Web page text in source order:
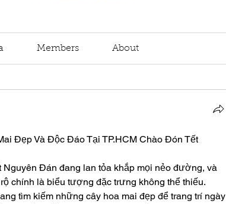
Members About
Đẹp Và Độc Đáo Tại TP.HCM Chào Đón Tết
Nguyên Đán đang lan tỏa khắp mọi nẻo đường, và
tìm kiếm những cây hoa mai đẹp để trang trí ngày